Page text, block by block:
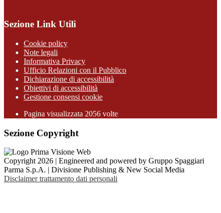
Sezione Link Utili
Cookie policy
Note legali
Informativa Privacy
Ufficio Relazioni con il Pubblico
Dichiarazione di accessibilità
Obiettivi di accessibilità
Gestione consensi cookie
Pagina visualizzata 2056 volte
Sezione Copyright
Copyright 2026 | Engineered and powered by Gruppo Spaggiari
Parma S.p.A. | Divisione Publishing & New Social Media
Disclaimer trattamento dati personali